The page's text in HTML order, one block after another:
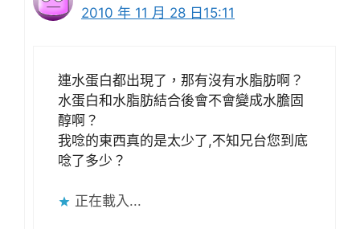
2010 年 11 月 28 日15:11
連水蛋白都出現了，那有沒有水脂肪啊？
水蛋白和水脂肪結合後會不會變成水膽固
醇啊？
我唸的東西真的是太少了,不知兄台您到底
唸了多少？
正在載入...